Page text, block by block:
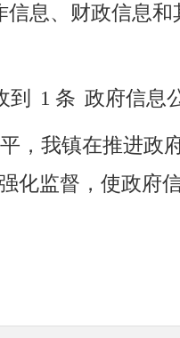
息、财政信息和
到 1 条 政府信息
，我镇在推进政
化监督，使政府